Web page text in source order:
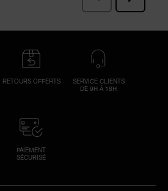
RETOURS OFFERTS
SERVICE CLIENTS
DE 9H À 18H
PAIEMENT
SÉCURISÉ